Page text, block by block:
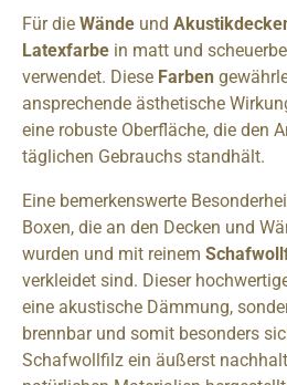
Für die Wände und
Latexfarbe in matt und
verwendet. Diese Farben
ansprechende ästhetische
eine robuste Oberfläche, die den
täglichen Gebrauchs standhält.
Eine bemerkenswerte
Boxen, die an den Decken und
wurden und mit reinem
verkleidet sind. Dieser
eine akustische Dämmung,
brennbar und somit besonders
Schafwollfilz ein äußerst